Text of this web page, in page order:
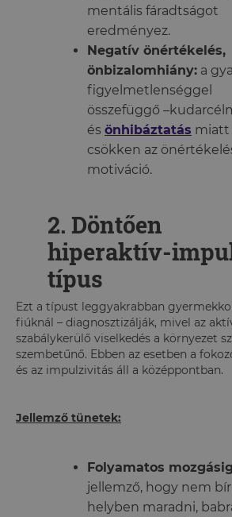
mentális fáradtságot
eredményez.
Negatív önértékelés,
önbizalomhiány: a
figyelmetlenséggel
összefüggő
és önhibáztatás miatt
csökken az
motiváció.
2. Döntően
hiperaktív-
típus
Ezt a típust leggyakrabban
fiúknál – diagnosztizálják, mivel az
szabálykerülő viselkedés a környezet
szembetűnő. Ebben az esetben a
és az impulzivitás áll a középpontban.
Jellemző tünetek:
Folyamatos
jellemző, hogy nem
helyben maradni,